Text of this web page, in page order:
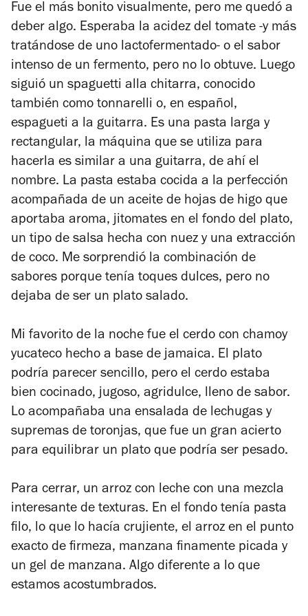
Fue el más bonito visualmente, pero me quedó a
deber algo. Esperaba la acidez del tomate -y más
tratándose de uno lactofermentado- o el sabor
intenso de un fermento, pero no lo obtuve. Luego
siguió un spaguetti alla chitarra, conocido
también como tonnarelli o, en español,
espagueti a la guitarra. Es una pasta larga y
rectangular, la máquina que se utiliza para
hacerla es similar a una guitarra, de ahí el
nombre. La pasta estaba cocida a la perfección
acompañada de un aceite de hojas de higo que
aportaba aroma, jitomates en el fondo del plato,
un tipo de salsa hecha con nuez y una extracción
de coco. Me sorprendió la combinación de
sabores porque tenía toques dulces, pero no
dejaba de ser un plato salado.
Mi favorito de la noche fue el cerdo con chamoy
yucateco hecho a base de jamaica. El plato
podría parecer sencillo, pero el cerdo estaba
bien cocinado, jugoso, agridulce, lleno de sabor.
Lo acompañaba una ensalada de lechugas y
supremas de toronjas, que fue un gran acierto
para equilibrar un plato que podría ser pesado.
Para cerrar, un arroz con leche con una mezcla
interesante de texturas. En el fondo tenía pasta
filo, lo que lo hacía crujiente, el arroz en el punto
exacto de firmeza, manzana finamente picada y
un gel de manzana. Algo diferente a lo que
estamos acostumbrados.